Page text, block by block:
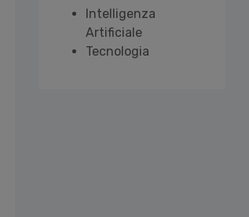
Intelligenza
Artificiale
Tecnologia